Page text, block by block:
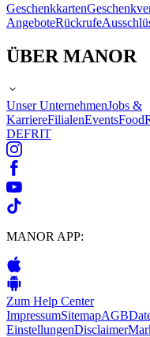
Geschenkkarten
AngeboteRückrufe
ÜBER MANOR
Unser UnternehmenJobs &
KarriereFilialenEventsFood
DEFRIT
MANOR APP:
Zum Help Center
ImpressumSitemapAGB
EinstellungenDisclaimer